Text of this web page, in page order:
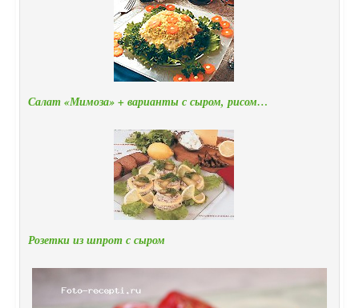
Салат «Мимоза» + варианты с сыром, рисом…
Розетки из шпрот с сыром